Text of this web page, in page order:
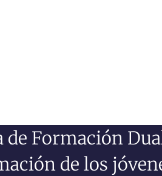
Formación
de los